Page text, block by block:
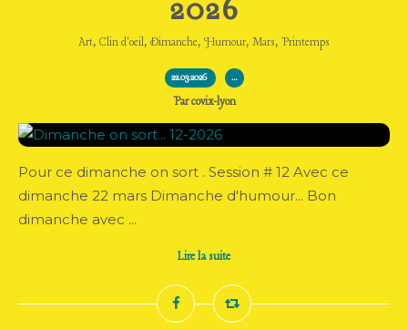
2026
Art, Clin d'oeil, Dimanche, Humour, Mars, Printemps
22.03.2026 …
Par covix-lyon
Pour ce dimanche on sort . Session # 12 Avec ce
dimanche 22 mars Dimanche d'humour... Bon
dimanche avec ...
Lire la suite